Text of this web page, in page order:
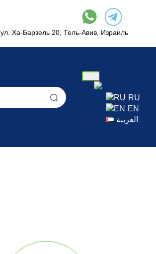
ул. Ха-Барзель 20, Тель-Авив, Израиль
RU
EN
العربية